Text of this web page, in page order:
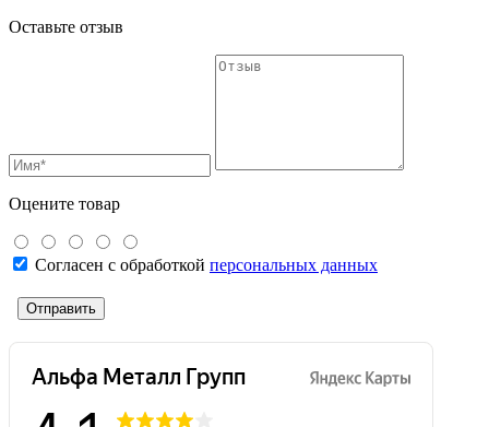
Оставьте отзыв
Оцените товар
Согласен с обработкой персональных данных
Отправить